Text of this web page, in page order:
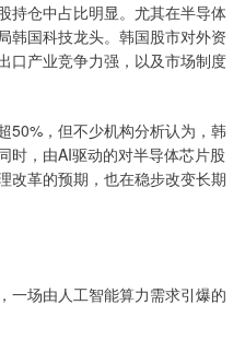
持仓中占比明显。尤其在半导体
韩国科技龙头。韩国股市对外资
口产业竞争力强，以及市场制度
，但不少机构分析认为，韩
时，由AI驱动的对半导体芯片股
改革的预期，也在稳步改变长期
场由人工智能算力需求引爆的